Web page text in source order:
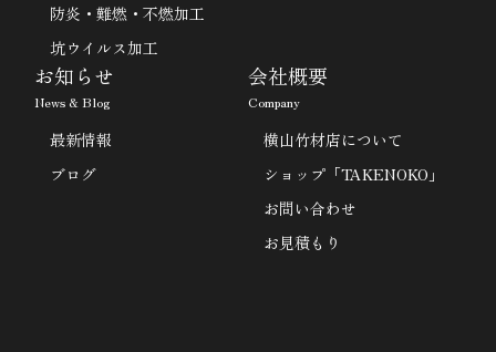
防炎・難燃・不燃加工
坑ウイルス加工
お知らせ
News & Blog
最新情報
ブログ
会社概要
Company
横山竹材店について
ショップ「TAKENOKO」
お問い合わせ
お見積もり